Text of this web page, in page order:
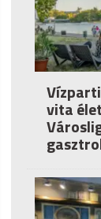
vita